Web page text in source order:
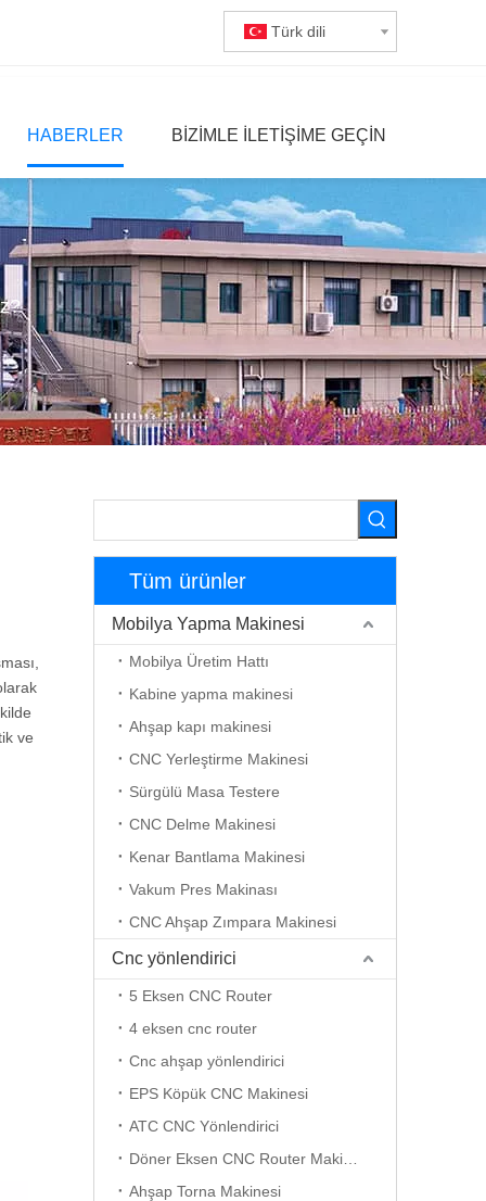
Türk dili
HABERLER BIZIMLE ILETIŞIME GEÇIN
ve
Tüm ürünler
Mobilya Yapma Makinesi
Mobilya Üretim Hattı
Kabine yapma makinesi
Ahşap kapı makinesi
CNC Yerleştirme Makinesi
Sürgülü Masa Testere
CNC Delme Makinesi
Kenar Bantlama Makinesi
Vakum Pres Makinası
CNC Ahşap Zımpara Makinesi
Cnc yönlendirici
5 Eksen CNC Router
4 eksen cnc router
Cnc ahşap yönlendirici
EPS Köpük CNC Makinesi
ATC CNC Yönlendirici
Ahşap Torna Makinesi